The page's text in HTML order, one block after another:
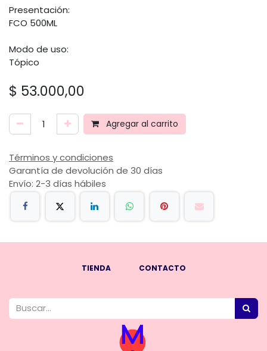
Presentación:
FCO 500ML
Modo de uso:
Tópico
$ 53.000,00
Agregar al carrito
Términos y condiciones
Garantía de devolución de 30 días
Envío: 2-3 días hábiles
TIENDA CONTACTO